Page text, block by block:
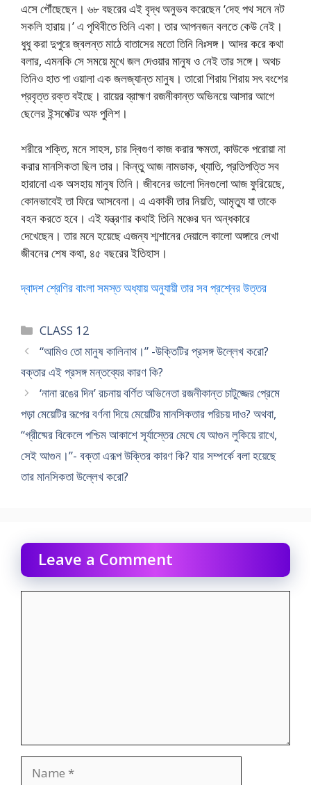
এসে পৌঁছেছেন। ৬৮ বছরের এই বৃদ্ধ অনুভব করেছেন ‘দেহ পথ সনে নট
সকলি হারায়।’ এ পৃথিবীতে তিনি একা। তার আপনজন বলতে কেউ নেই।
ধুধু করা দুপুরে জ্বলন্ত মাঠে বাতাসের মতো তিনি নিঃসঙ্গ। আদর করে কথা
বলার, এমনকি সে সময়ে মুখে জল দেওয়ার মানুষ ও নেই তার সঙ্গে। অথচ
তিনিও হাত পা ওয়ালা এক জলজ্যান্ত মানুষ। তারো শিরায় শিরায় সৎ বংশের
প্রবৃত্ত রক্ত বইছে। রায়ের ব্রাহ্মণ রজনীকান্ত অভিনয়ে আসার আগে
ছেলের ইন্সপেক্টর অফ পুলিশ।
শরীরে শক্তি, মনে সাহস, চার দ্বিগুণ কাজ করার ক্ষমতা, কাউকে পরোয়া না
করার মানসিকতা ছিল তার। কিন্তু আজ নামডাক, খ্যাতি, প্রতিপত্তি সব
হারানো এক অসহায় মানুষ তিনি। জীবনের ভালো দিনগুলো আজ ফুরিয়েছে,
কোনভাবেই তা ফিরে আসবেনা। এ একাকী তার নিয়তি, আমৃত্যু যা তাকে
বহন করতে হবে। এই যন্ত্রণার কথাই তিনি মঞ্চের ঘন অন্ধকারে
দেখেছেন। তার মনে হয়েছে এজন্য শ্মশানের দেয়ালে কালো অঙ্গারে লেখা
জীবনের শেষ কথা, ৪৫ বছরের ইতিহাস।
দ্বাদশ শ্রেণির বাংলা সমস্ত অধ্যায় অনুযায়ী তার সব প্রশ্নের উত্তর
Categories
CLASS 12
“আমিও তো মানুষ কালিনাথ।” -উক্তিটির প্রসঙ্গ উল্লেখ করো?
বক্তার এই প্রসঙ্গ মন্তব্যের কারণ কি?
‘নানা রঙের দিন’ রচনায় বর্ণিত অভিনেতা রজনীকান্ত চাটুজ্জের প্রেমে
পড়া মেয়েটির রূপের বর্ণনা দিয়ে মেয়েটির মানসিকতার পরিচয় দাও? অথবা,
“গ্রীষ্মের বিকেলে পশ্চিম আকাশে সূর্যাস্তের মেঘে যে আগুন লুকিয়ে রাখে,
সেই আগুন।”- বক্তা এরূপ উক্তির কারণ কি? যার সম্পর্কে বলা হয়েছে
তার মানসিকতা উল্লেখ করো?
Leave a Comment